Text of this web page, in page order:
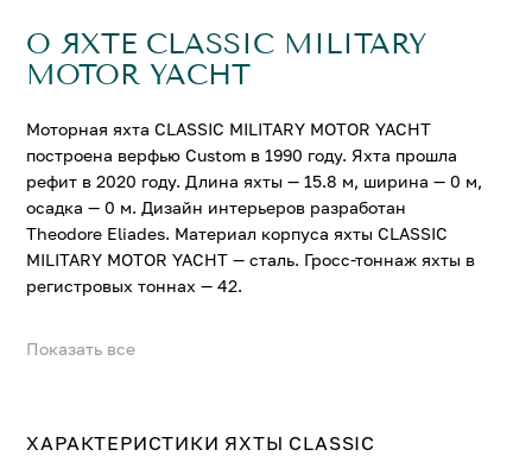
О ЯХТЕ CLASSIC MILITARY
MOTOR YACHT
Моторная яхта CLASSIC MILITARY MOTOR YACHT
построена верфью Custom в 1990 году. Яхта прошла
рефит в 2020 году. Длина яхты — 15.8 м, ширина — 0 м,
осадка — 0 м. Дизайн интерьеров разработан
Theodore Eliades. Материал корпуса яхты CLASSIC
MILITARY MOTOR YACHT — сталь. Гросс-тоннаж яхты в
регистровых тоннах — 42.
На яхте CLASSIC MILITARY MOTOR YACHT можно
максимальная — 13 узл.
Показать все
ХАРАКТЕРИСТИКИ ЯХТЫ CLASSIC